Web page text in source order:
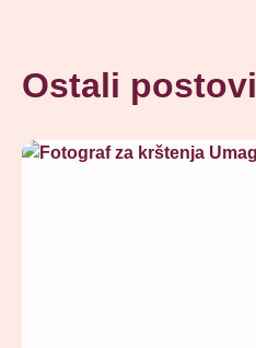
Ostali postovi